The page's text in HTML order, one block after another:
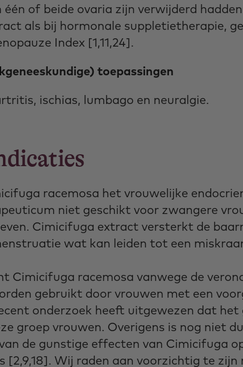
één of beide ovaria zijn verwijderd
als bij hormonale suppletietherapie,
Index [1,11,24].
toepassingen
ischias, lumbago en neuralgie.
racemosa het vrouwelijke
niet geschikt voor zwangere
Cimicifuga extract versterkt de
wat kan leiden tot een
Cimicifuga racemosa vanwege de
gebruikt door vrouwen met een
onderzoek heeft uitgewezen dat
groep vrouwen. Overigens is nog niet
de gunstige effecten van Cimicifuga
[2,9,18]. Wij raden aan voorzichtig te